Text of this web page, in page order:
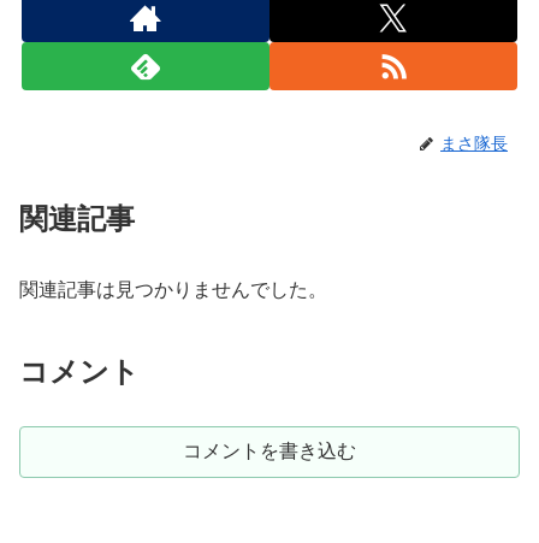
まさ隊長
関連記事
関連記事は見つかりませんでした。
コメント
コメントを書き込む